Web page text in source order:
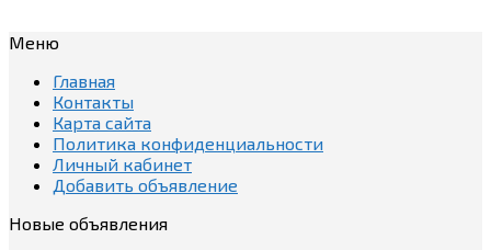
Меню
Главная
Контакты
Карта сайта
Политика конфиденциальности
Личный кабинет
Добавить объявление
Новые объявления